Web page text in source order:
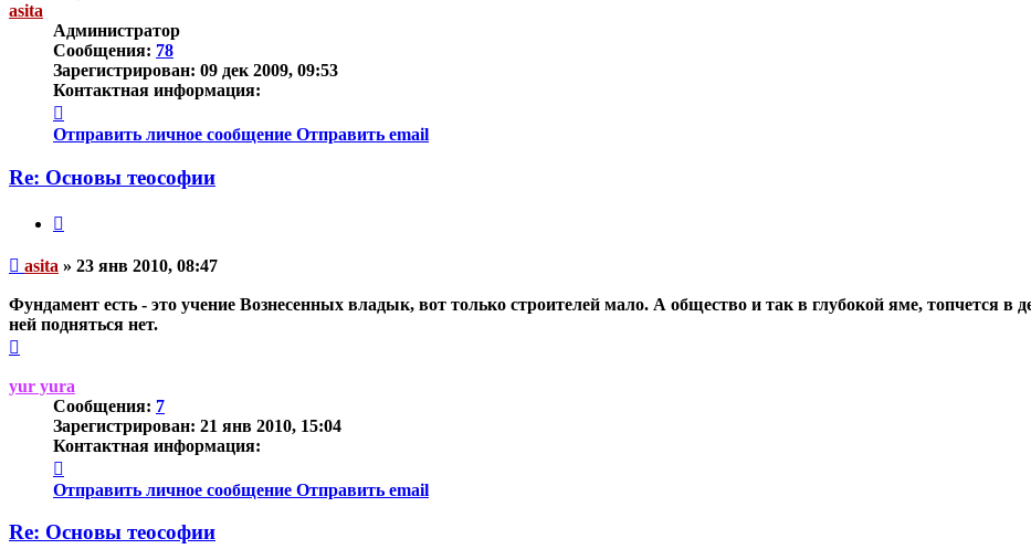
asita
Администратор
Сообщения: 78
Зарегистрирован: 09 дек 2009, 09:53
Контактная информация:
информация
пользователя
Отправить личное сообщение Отправить email
Re: Основы теософии
Непрочитанное
asita » 23 янв 2010, 08:47
Фундамент есть - это учение Вознесенных владык, вот только строителей мало. А общество и так в глубокой яме, топчется в
ней подняться нет.
началу
yur yura
Сообщения: 7
Зарегистрирован: 21 янв 2010, 15:04
Контактная информация:
информация
пользователя
yura
Отправить личное сообщение Отправить email
Re: Основы теософии